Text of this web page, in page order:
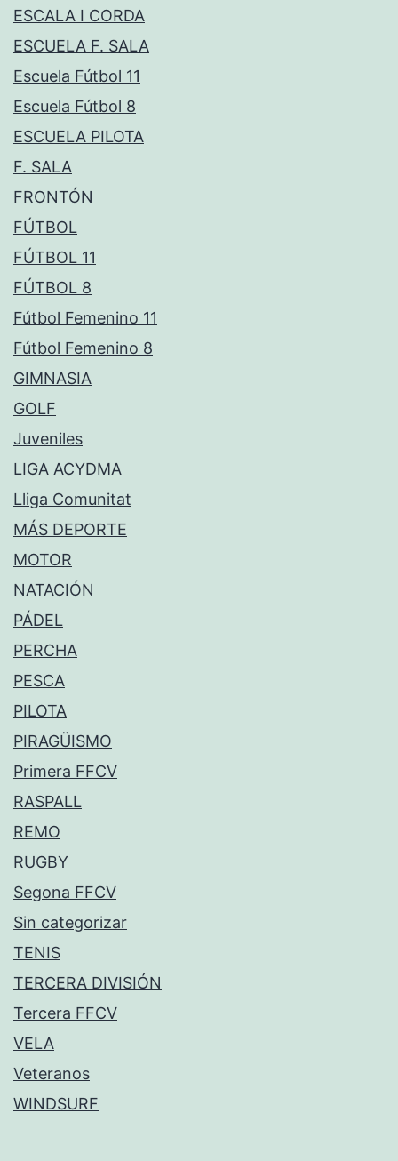
ESCALA I CORDA
ESCUELA F. SALA
Escuela Fútbol 11
Escuela Fútbol 8
ESCUELA PILOTA
F. SALA
FRONTÓN
FÚTBOL
FÚTBOL 11
FÚTBOL 8
Fútbol Femenino 11
Fútbol Femenino 8
GIMNASIA
GOLF
Juveniles
LIGA ACYDMA
Lliga Comunitat
MÁS DEPORTE
MOTOR
NATACIÓN
PÁDEL
PERCHA
PESCA
PILOTA
PIRAGÜISMO
Primera FFCV
RASPALL
REMO
RUGBY
Segona FFCV
Sin categorizar
TENIS
TERCERA DIVISIÓN
Tercera FFCV
VELA
Veteranos
WINDSURF